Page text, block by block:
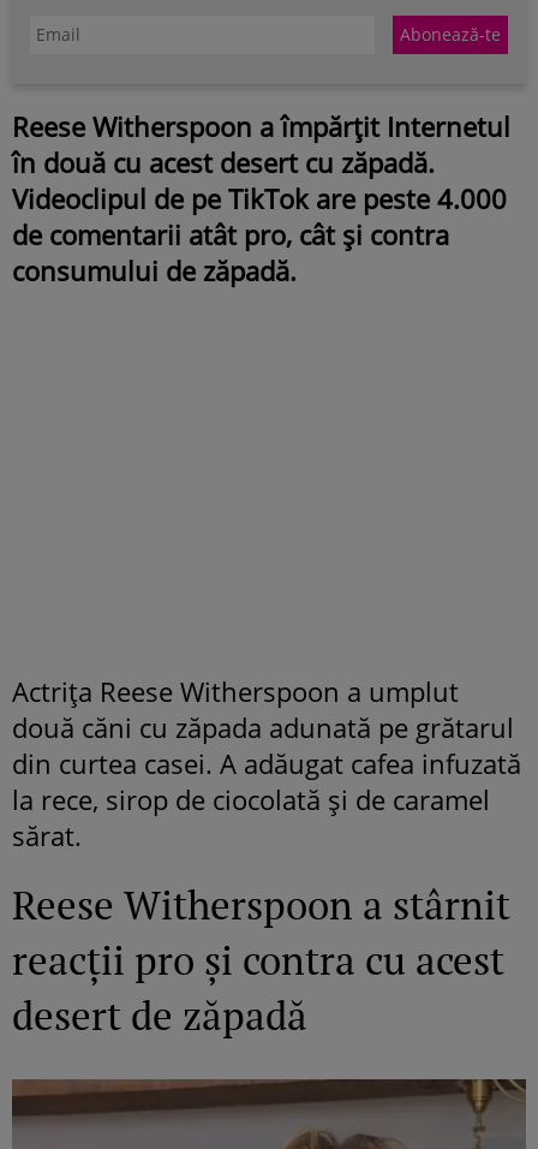
Reese Witherspoon a împărțit Internetul
în două cu acest desert cu zăpadă.
Videoclipul de pe TikTok are peste 4.000
de comentarii atât pro, cât și contra
consumului de zăpadă.
Actrița Reese Witherspoon a umplut
două căni cu zăpada adunată pe grătarul
din curtea casei. A adăugat cafea infuzată
la rece, sirop de ciocolată și de caramel
sărat.
Reese Witherspoon a stârnit
reacții pro și contra cu acest
desert de zăpadă